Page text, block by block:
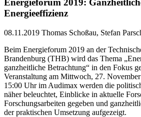
Energieforum 2019:
Energieeffizienz
08.11.2019 Thomas Schoßau, Stefan
Beim Energieforum 2019 an der
Brandenburg (THB) wird das Thema
ganzheitliche Betrachtung“ in den Fokus
Veranstaltung am Mittwoch, 27.
15:00 Uhr im Audimax werden die
näher beleuchtet, Einblicke in aktuelle
Forschungsarbeiten gegeben und
der praktischen Umsetzung aufgezeigt.